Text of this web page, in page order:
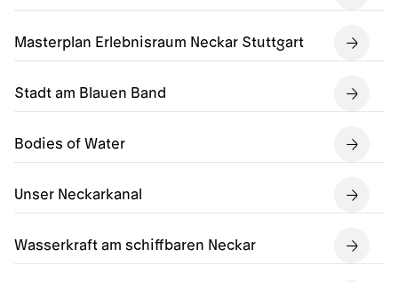
Masterplan Erlebnisraum Neckar Stuttgart
Stadt am Blauen Band
Bodies of Water
Unser Neckarkanal
Wasserkraft am schiffbaren Neckar